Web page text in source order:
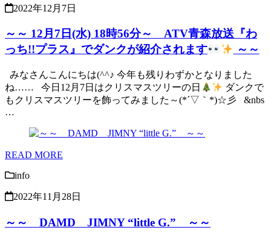
2022年12月7日
～～ 12月7日(水) 18時56分～ ATV青森放送『わ
っち!!プラス』でダンクが紹介されます
～～
みなさんこんにちは(^^♪ 今年も残りわずかとなりました
ね…… 今日12月7日はクリスマスツリーの日
ダンクで
もクリスマスツリーを飾ってみました～(*´▽｀*)☆彡 &nbs
…
READ MORE
info
2022年11月28日
～～ DAMD JIMNY “little G.” ～～